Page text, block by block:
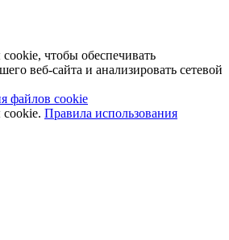
чтобы обеспечивать
веб-сайта и анализировать сетевой
файлов cookie
Правила использования